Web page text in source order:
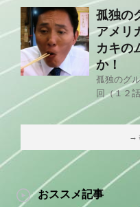
孤独の
アメリ
カキの
か！
孤独のグ
回（１２
→
おススメ記事